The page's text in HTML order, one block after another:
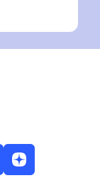
версия